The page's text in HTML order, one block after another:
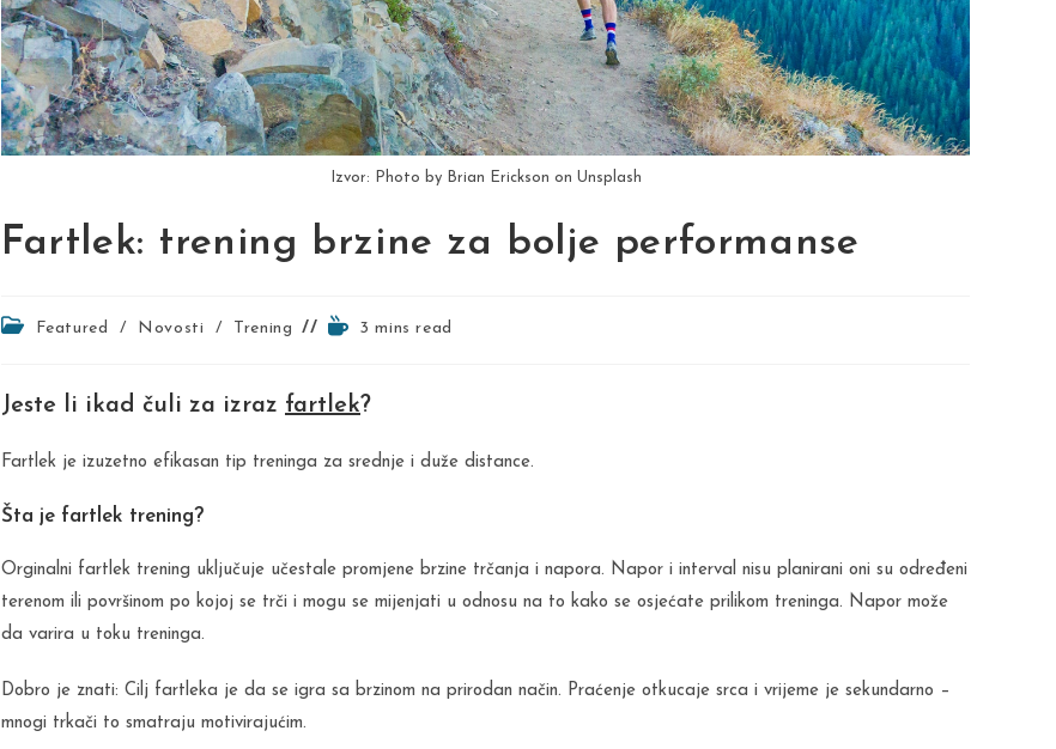
Izvor: Photo by Brian Erickson on Unsplash
Fartlek: trening brzine za bolje performanse
PostFeatured / Novosti / Trening
Reading3 mins read
Jeste li ikad čuli za izraz fartlek?
Fartlek je izuzetno efikasan tip treninga za srednje i duže distance.
Šta je fartlek trening?
Orginalni fartlek trening uključuje učestale promjene brzine trčanja i napora. Napor i interval nisu planirani oni su određeni
terenom ili površinom po kojoj se trči i mogu se mijenjati u odnosu na to kako se osjećate prilikom treninga. Napor može
da varira u toku treninga.
Dobro je znati: Cilj fartleka je da se igra sa brzinom na prirodan način. Praćenje otkucaje srca i vrijeme je sekundarno –
mnogi trkači to smatraju motivirajućim.